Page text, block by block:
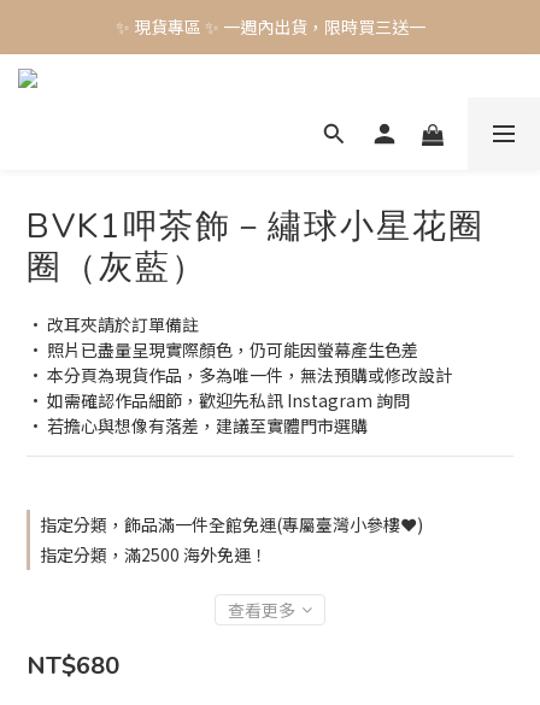
✨ 現貨專區 ✨ 一週內出貨，限時買三送一
✨ 現貨專區 ✨ 一週內出貨，限時買三送一
✨ 現貨專區 ✨ 一週內出貨，限時買三送一
BVK1呷茶飾－繡球小星花圈
圈（灰藍）
• 改耳夾請於訂單備註
• 照片已盡量呈現實際顏色，仍可能因螢幕產生色差
• 本分頁為現貨作品，多為唯一件，無法預購或修改設計
• 如需確認作品細節，歡迎先私訊 Instagram 詢問
• 若擔心與想像有落差，建議至實體門市選購
指定分類，飾品滿一件全館免運(專屬臺灣小參樓❤️)
指定分類，滿2500 海外免運！
查看更多
NT$680